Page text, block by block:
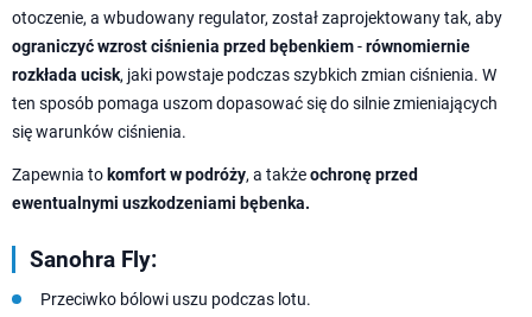
otoczenie, a wbudowany regulator, został zaprojektowany tak, aby
ograniczyć wzrost ciśnienia przed bębenkiem-równomiernie
rozkłada ucisk, jaki powstaje podczas szybkich zmian ciśnienia. W
ten sposób pomaga uszom dopasować się do silnie zmieniających
się warunków ciśnienia.
Zapewnia to komfort w podróży, a takżeochronę przed
ewentualnymi uszkodzeniami bębenka.
Sanohra Fly:
Przeciwko bólowi uszu podczas lotu.